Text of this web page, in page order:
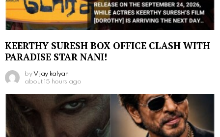
KEERTHY SURESH BOX OFFICE CLASH WITH
PARADISE STAR NANI!
by Vijay kalyan
about 15 hours ago